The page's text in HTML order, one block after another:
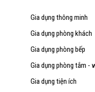
Gia dụng thông minh
Gia dụng phòng khách
Gia dụng phòng bếp
Gia dụng phòng tắm -
Gia dụng tiện ích